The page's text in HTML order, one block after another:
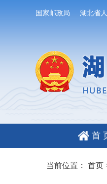
国家邮政局 湖北省
首
当前位置： 首页